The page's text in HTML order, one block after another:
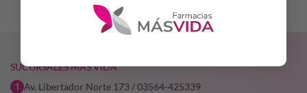
SUCURSALES MÁS VIDA
Av. Libertador Norte 173 / 03564-425339